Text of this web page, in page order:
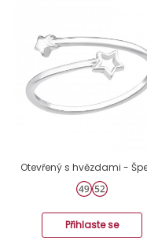
Přihlaste se